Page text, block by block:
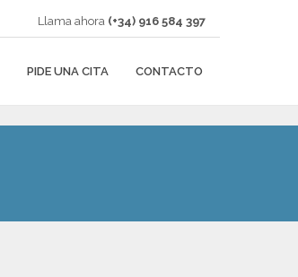
Llama ahora (+34) 916 584 397
PIDE UNA CITA CONTACTO